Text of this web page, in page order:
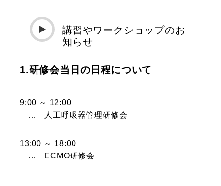
講習やワークショップのお
知らせ
1.研修会当日の日程について
9:00 ～ 12:00
… 人工呼吸器管理研修会
13:00 ～ 18:00
… ECMO研修会